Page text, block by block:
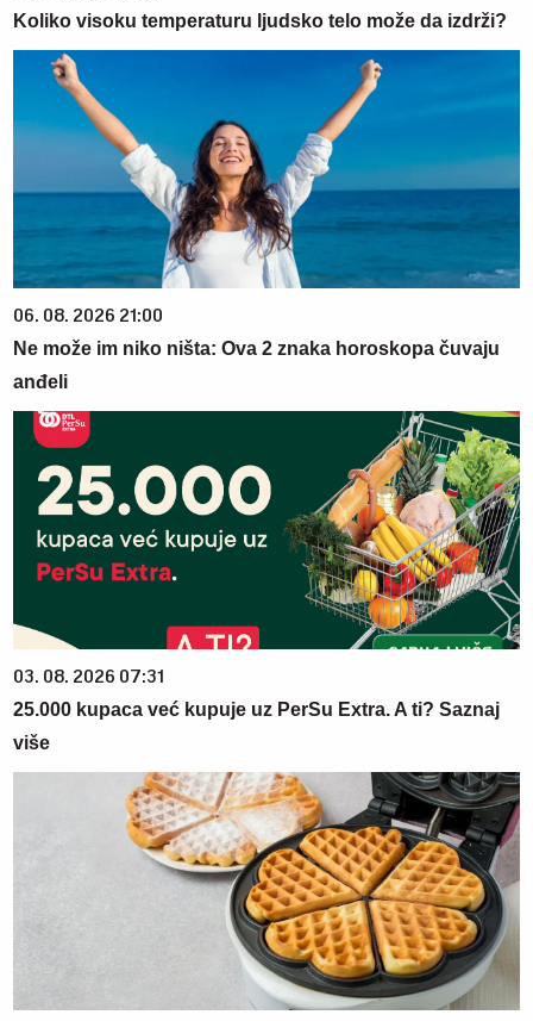
Koliko visoku temperaturu ljudsko telo može da izdrži?
06. 08. 2026 21:00
Ne može im niko ništa: Ova 2 znaka horoskopa čuvaju
anđeli
03. 08. 2026 07:31
25.000 kupaca već kupuje uz PerSu Extra. A ti? Saznaj
više